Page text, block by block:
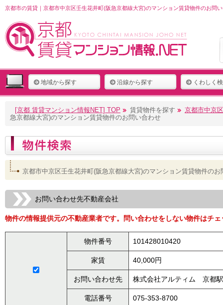
京都市の賃貸｜京都市中京区壬生花井町(阪急京都線大宮)のマンション賃貸物件のお問
地域から探す 沿線から探す くわしく
[京都 賃貸マンション情報NET] TOP 賃貸物件を探す
京都市中京
急京都線大宮)のマンション賃貸物件のお問い合わせ
京都市中京区壬生花井町(阪急京都線大宮)のマンション賃貸物件の
お問い合わせ先不動産会社
物件の情報提供元の不動産業者です。問い合わせをしない物件はチ
物件番号 101428010420
家賃 40,000円
お問い合わせ先 株式会社アルティム 京都
電話番号 075-353-8700